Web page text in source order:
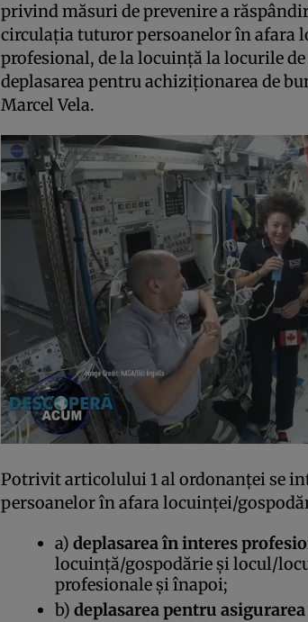
privind măsuri de prevenire a
circulaţia tuturor persoanelor în afara
profesional, de la locuinţă la locurile
deplasarea pentru achiziţionarea de
Marcel Vela.
Potrivit articolului 1 al ordonanţei se
persoanelor în afara locuinţei/
a) deplasarea în interes
locuinţă/gospodărie şi locul/
profesionale şi înapoi;
b) deplasarea pentru